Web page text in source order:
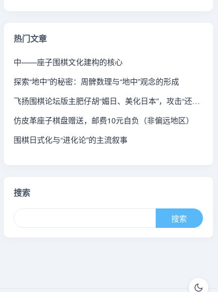
热门文章
中——座子围棋文化建构的核心
探索“地中”的秘密：周髀数理与“地中”观念的形成
飞扬围棋论坛版主肥仔胡“媚日、美化日本”，攻击“还棋头”，存照
仿皮革座子棋盘赠送，邮费10元自负（非偏远地区）
围棋日式化与“进化论”的主流叙事
搜索